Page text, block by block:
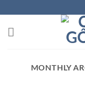
content
MONTHLY